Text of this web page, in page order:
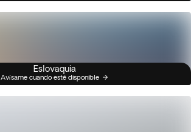
Eslovaquia
Avísame cuando esté disponible